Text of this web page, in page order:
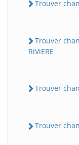
Trouver
Trouver
RiViERE
Trouver
Trouver